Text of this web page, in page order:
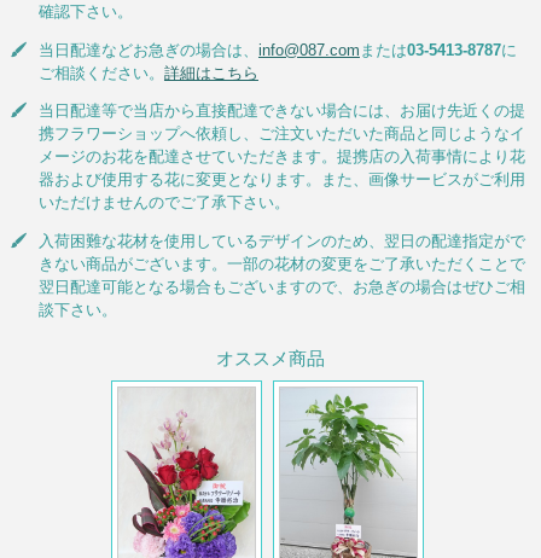
確認下さい。
当日配達などお急ぎの場合は、 info@087.com または03-5413-8787に
ご相談ください。 詳細はこちら
当日配達等で当店から直接配達できない場合には、お届け先近くの提
携フラワーショップへ依頼し、ご注文いただいた商品と同じようなイ
メージのお花を配達させていただきます。提携店の入荷事情により花
器および使用する花に変更となります。また、画像サービスがご利用
いただけませんのでご了承下さい。
入荷困難な花材を使用しているデザインのため、翌日の配達指定がで
きない商品がございます。一部の花材の変更をご了承いただくことで
翌日配達可能となる場合もございますので、お急ぎの場合はぜひご相
談下さい。
オススメ商品